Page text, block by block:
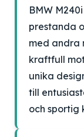
BMW
prestanda
med andra
kraftfull
unika
till
och sportig